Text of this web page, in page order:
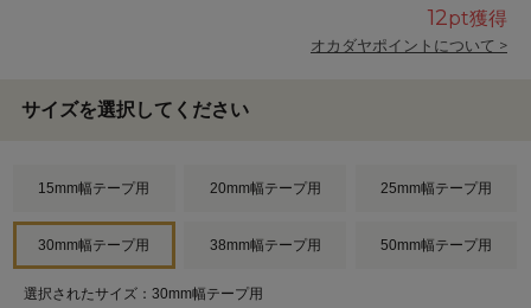
12pt獲得
オカダヤポイントについて >
サイズを選択してください
15mm幅テープ用 20mm幅テープ用 25mm幅テープ用
30mm幅テープ用 38mm幅テープ用 50mm幅テープ用
選択されたサイズ：30mm幅テープ用